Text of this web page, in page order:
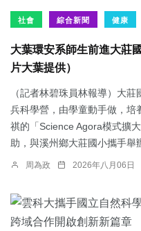
社會 綜合新聞 健康
大葉環安系師生前進大莊
片大葉提供）
（記者林碧珠員林報導）大
兵科學營，由學童動手做，培
祺的「Science Agora模式擴
助，與溪州鄉大莊國小攜手舉
周為政 2026年八月06日